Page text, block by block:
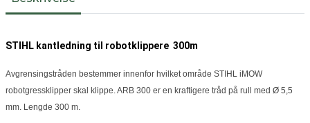
STIHL kantledning til robotklippere 300m
Avgrensingstråden bestemmer innenfor hvilket område STIHL iMOW
robotgressklipper skal klippe. ARB 300 er en kraftigere tråd på rull med Ø 5,5
mm. Lengde 300 m.